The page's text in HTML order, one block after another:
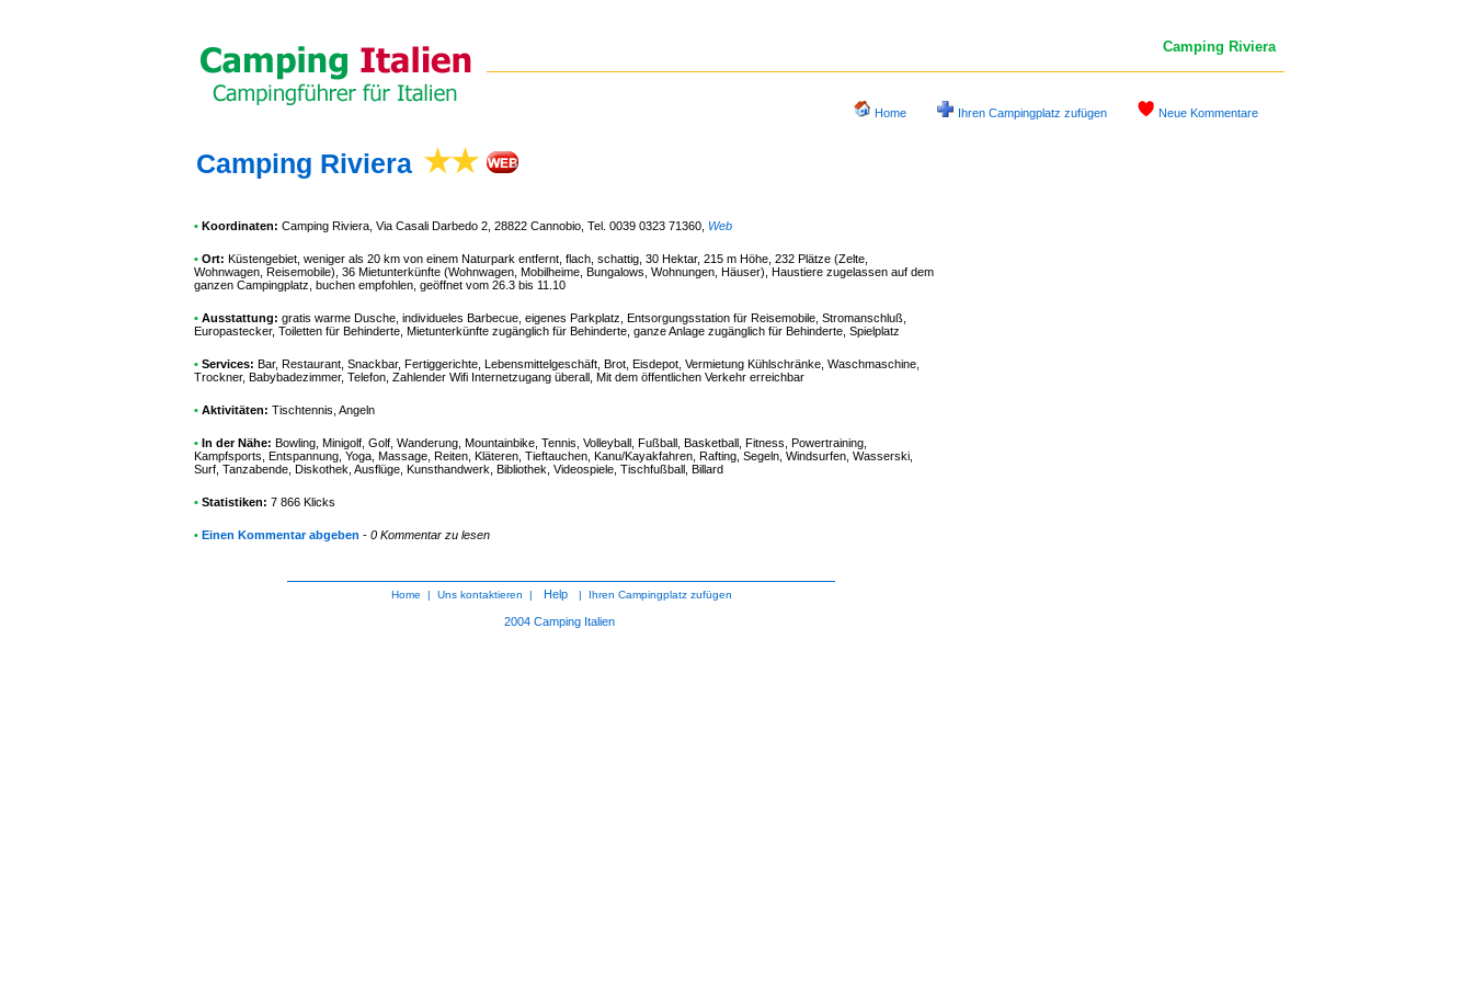
Camping Riviera
Home Ihren Campingplatz zufügen Neue Kommentare
Camping Riviera
• Koordinaten: Camping Riviera , Via Casali Darbedo 2, 28822 Cannobio, Tel. 0039 0323 71360 Web
• Ort: Küstengebiet, weniger als 20 km von einem Naturpark entfernt, flach, schattig, 30 Hektar, 215 m Höhe, 232 Plätze (Zelte,
Wohnwagen, Reisemobile), 36 Mietunterkünfte (Wohnwagen, Mobilheime, Bungalows, Wohnungen, Häuser), Haustiere zugelassen auf dem
ganzen Campingplatz, buchen empfohlen, geöffnet vom 26.3 bis 11.10
• Ausstattung: gratis warme Dusche, individueles Barbecue, eigenes Parkplatz, Entsorgungsstation für Reisemobile, Stromanschluß,
Europastecker, Toiletten für Behinderte, Mietunterkünfte zugänglich für Behinderte, ganze Anlage zugänglich für Behinderte, Spielplatz
• Services: Bar, Restaurant, Snackbar, Fertiggerichte, Lebensmittelgeschäft, Brot, Eisdepot, Vermietung Kühlschränke, Waschmaschine,
Trockner, Babybadezimmer, Telefon, Zahlender Wifi Internetzugang überall, Mit dem öffentlichen Verkehr erreichbar
• Aktivitäten: Tischtennis, Angeln
• In der Nähe: Bowling, Minigolf, Golf, Wanderung, Mountainbike, Tennis, Volleyball, Fußball, Basketball, Fitness, Powertraining,
Kampfsports, Entspannung, Yoga, Massage, Reiten, Kläteren, Tieftauchen, Kanu/Kayakfahren, Rafting, Segeln, Windsurfen, Wasserski,
Surf, Tanzabende, Diskothek, Ausflüge, Kunsthandwerk, Bibliothek, Videospiele, Tischfußball, Billard
• Statistiken: 7 866 Klicks
• Einen Kommentar abgeben - 0 Kommentar zu lesen
Home | Uns kontaktieren | Help | Ihren Campingplatz zufügen
2004 Camping Italien